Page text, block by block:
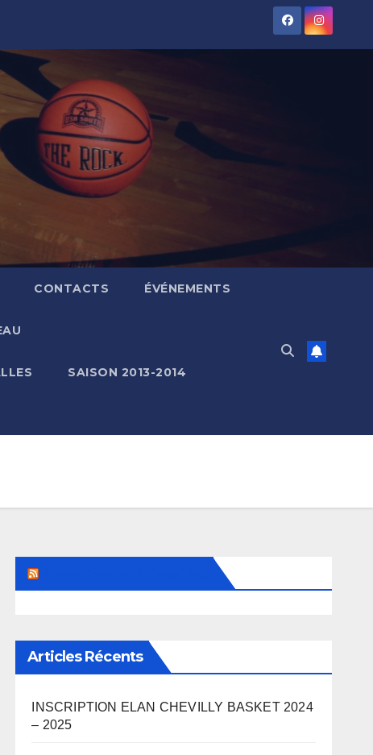
CONTACTS ÉVÉNEMENTS
SAISON 2013-2014
Articles Récents
INSCRIPTION ELAN CHEVILLY BASKET 2024
– 2025